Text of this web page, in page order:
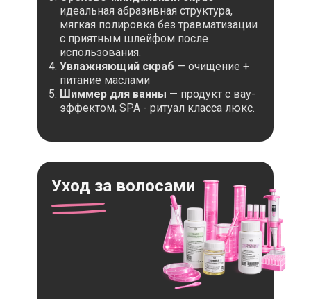
Уход за волосами
идеальная абразивная структура,
мягкая полировка без травматизации
с приятным шлейфом после
использования.
Увлажняющий скраб — очищение +
питание маслами
Шиммер для ванны — продукт с вау-
эффектом, SPA - ритуал класса люкс.